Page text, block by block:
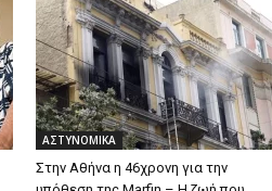
ΑΣΤΥΝΟΜΙΚΑ
Στην Αθήνα η 46χρονη για την